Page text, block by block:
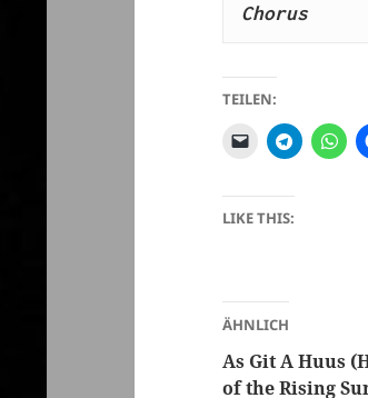
Chorus
TEILEN:
LIKE THIS:
ÄHNLICH
As Git A Huus
of the Rising